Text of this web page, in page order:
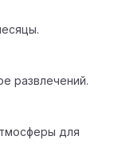
развлечений.
для